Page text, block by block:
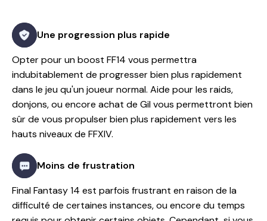
Une progression plus rapide
Opter pour un boost FF14 vous permettra
indubitablement de progresser bien plus rapidement
dans le jeu qu'un joueur normal. Aide pour les raids,
donjons, ou encore achat de Gil vous permettront bien
sûr de vous propulser bien plus rapidement vers les
hauts niveaux de FFXIV.
Moins de frustration
Final Fantasy 14 est parfois frustrant en raison de la
difficulté de certaines instances, ou encore du temps